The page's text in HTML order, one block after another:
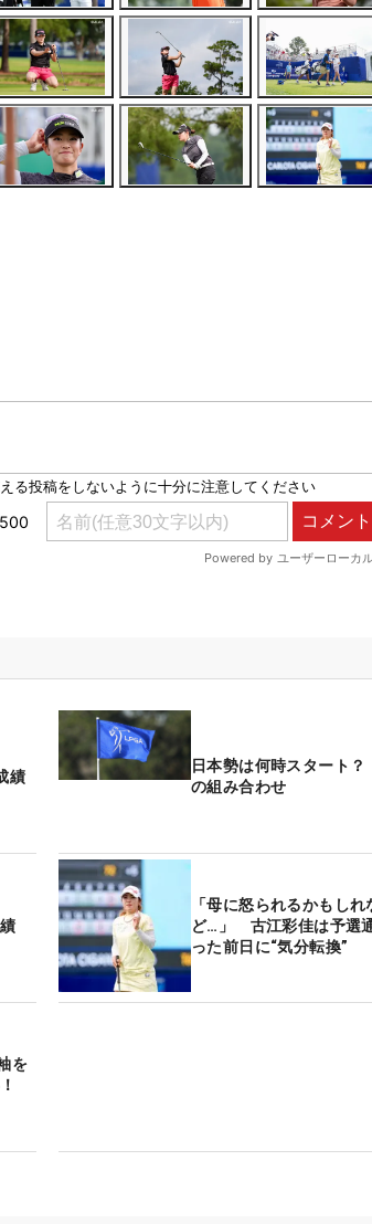
績
日本勢は何時スタート
の組み合わせ
「母に怒られるかもしれ
ど…」 古江彩佳は予選
った前日に“気分転換”
を